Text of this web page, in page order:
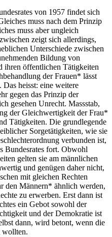
von 1957 findet sich
muss nach dem Prinzip
muss aber ungleich
zeigt sich allerdings,
Unterschiede zwischen
Bildung von
ihren öffentlichen Tätigkeiten
der Frauen* lässt
heisst: eine weitere
gegen das Prinzip der
gesehen Unrecht. Massstab,
der Gleichwertigkeit der Frau*
Tätigkeiten. Die grundlegende
Sorgetätigkeiten, wie sie
verbunden ist,
Bundesrates fort. Obwohl
gelten sie am männlichen
und genügen daher nicht,
mit gleichen Rechten
den Männern* ähnlich werden,
zu erwerben. Erst dann ist
ein Gebot sowohl der
und der Demokratie ist
dann, wird betont, wenn die
wollten.